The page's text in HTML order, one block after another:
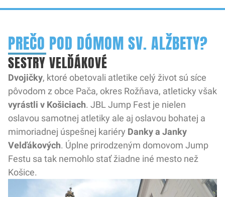
PREČO POD DÓMOM SV. ALŽBETY?
SESTRY VELĎÁKOVÉ
Dvojičky, ktoré obetovali atletike celý život sú síce
pôvodom z obce Pača, okres Rožňava, atleticky však
vyrástli v Košiciach. JBL Jump Fest je nielen
oslavou samotnej atletiky ale aj oslavou bohatej a
mimoriadnej úspešnej kariéry Danky a Janky
Velďákových. Úplne prirodzeným domovom Jump
Festu sa tak nemohlo stať žiadne iné mesto než
Košice.